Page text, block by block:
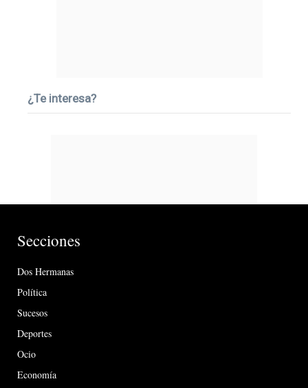
¿Te interesa?
Secciones
Dos Hermanas
Política
Sucesos
Deportes
Ocio
Economía